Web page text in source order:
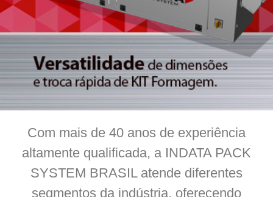
Com mais de 40 anos de experiência
altamente qualificada, a INDATA PACK
SYSTEM BRASIL atende diferentes
segmentos da indústria, oferecendo